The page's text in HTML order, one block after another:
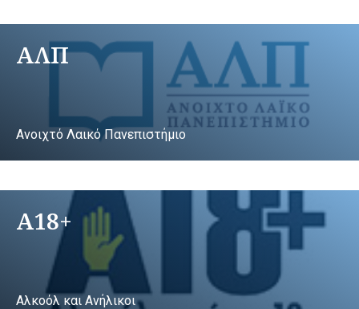
ΑΛΠ
Ανοιχτό Λαικό Πανεπιστήμιο
A18+
Αλκοόλ και Ανήλικοι